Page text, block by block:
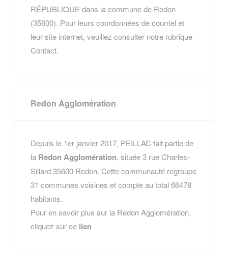
RÉPUBLIQUE dans la commune de Redon
(35600). Pour leurs coordonnées de courriel et
leur site internet, veuillez consulter notre rubrique
Contact.
Redon Agglomération
Depuis le 1er janvier 2017, PEILLAC fait partie de
la Redon Agglomération, située 3 rue Charles-
Sillard 35600 Redon. Cette communauté regroupe
31 communes voisines et compte au total 66478
habitants.
Pour en savoir plus sur la Redon Agglomération,
cliquez sur ce lien